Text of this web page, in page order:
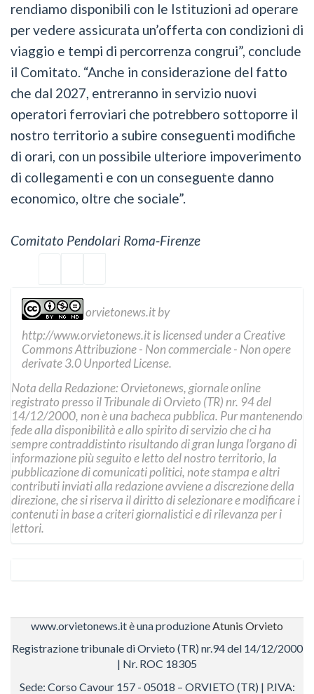
rendiamo disponibili con le Istituzioni ad operare
per vedere assicurata un’offerta con condizioni di
viaggio e tempi di percorrenza congrui”, conclude
il Comitato. “Anche in considerazione del fatto
che dal 2027, entreranno in servizio nuovi
operatori ferroviari che potrebbero sottoporre il
nostro territorio a subire conseguenti modifiche
di orari, con un possibile ulteriore impoverimento
di collegamenti e con un conseguente danno
economico, oltre che sociale”.
Comitato Pendolari Roma-Firenze
orvietonews.itby
http://www.orvietonews.itis licensed under a Creative
Commons Attribuzione - Non commerciale - Non opere
derivate 3.0 Unported License.
Nota della Redazione: Orvietonews, giornale online
registrato presso il Tribunale di Orvieto (TR) nr. 94 del
14/12/2000, non è una bacheca pubblica. Pur mantenendo
fede alla disponibilità e allo spirito di servizio che ci ha
sempre contraddistinto risultando di gran lunga l’organo di
informazione più seguito e letto del nostro territorio, la
pubblicazione di comunicati politici, note stampa e altri
contributi inviati alla redazione avviene a discrezione della
direzione, che si riserva il diritto di selezionare e modificare i
contenuti in base a criteri giornalistici e di rilevanza per i
lettori.
www.orvietonews.it è una produzione Atunis Orvieto
Registrazione tribunale di Orvieto (TR) nr.94 del 14/12/2000
| Nr. ROC 18305
Sede: Corso Cavour 157 - 05018 – ORVIETO (TR) | P.IVA: